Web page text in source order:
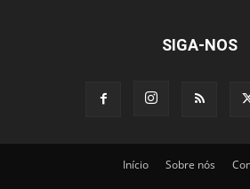
SIGA-NOS
Início Sobre nós